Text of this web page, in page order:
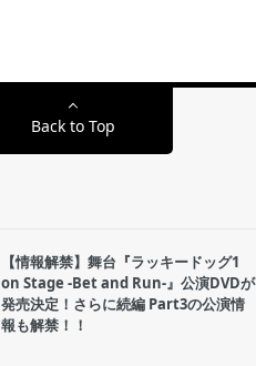
Back to Top
【情報解禁】舞台『ラッキードッグ1
on Stage -Bet and Run-』公演DVDが
発売決定！さらに続編 Part3の公演情
報も解禁！！